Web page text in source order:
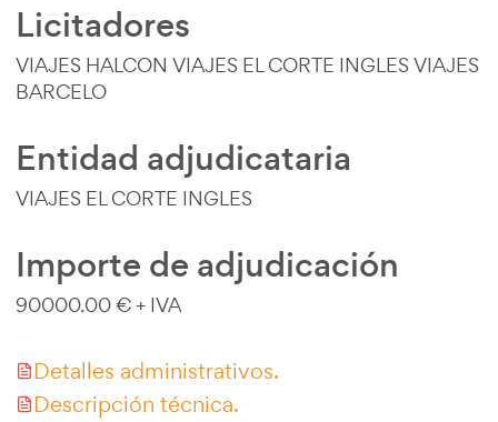
Licitadores
VIAJES HALCON VIAJES EL CORTE INGLES VIAJES
BARCELO
Entidad adjudicataria
VIAJES EL CORTE INGLES
Importe de adjudicación
90000.00 € + IVA
Detalles administrativos.
Descripción técnica.